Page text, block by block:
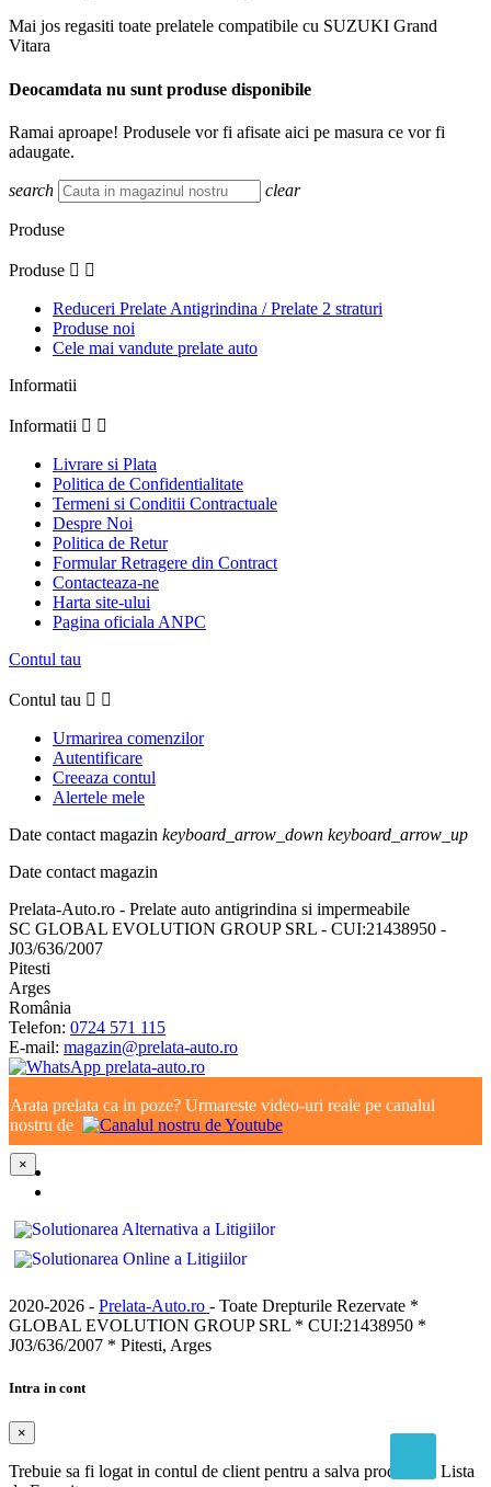
Mai jos regasiti toate prelatele compatibile cu SUZUKI Grand
Vitara
Deocamdata nu sunt produse disponibile
Ramai aproape! Produsele vor fi afisate aici pe masura ce vor fi
adaugate.
search clear
Produse
Produse  
Reduceri Prelate Antigrindina / Prelate 2 straturi
Produse noi
Cele mai vandute prelate auto
Informatii
Informatii  
Livrare si Plata
Politica de Confidentialitate
Termeni si Conditii Contractuale
Despre Noi
Politica de Retur
Formular Retragere din Contract
Contacteaza-ne
Harta site-ului
Pagina oficiala ANPC
Contul tau
Contul tau  
Urmarirea comenzilor
Autentificare
Creeaza contul
Alertele mele
Date contact magazin keyboard_arrow_down keyboard_arrow_up
Date contact magazin
Prelata-Auto.ro - Prelate auto antigrindina si impermeabile
SC GLOBAL EVOLUTION GROUP SRL - CUI:21438950 -
J03/636/2007
Pitesti
Arges
România
Telefon: 0724 571 115
E-mail: magazin@prelata-auto.ro
Arata prelata ca in poze? Urmareste video-uri reale pe canalul
nostru de
×
2020-2026 - Prelata-Auto.ro - Toate Drepturile Rezervate *
GLOBAL EVOLUTION GROUP SRL * CUI:21438950 *
J03/636/2007 * Pitesti, Arges
Intra in cont
×
Trebuie sa fi logat in contul de client pentru a salva produse in Lista